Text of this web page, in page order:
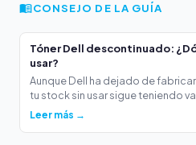
CONSEJO DE LA GUÍA
Tóner Dell descontinuado:
usar?
Aunque Dell ha dejado de
tu stock sin usar sigue teniendo
Leer más →